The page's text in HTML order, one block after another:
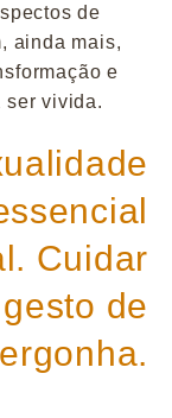
de
ainda mais,
e
ser vivida.
Cuidar
de